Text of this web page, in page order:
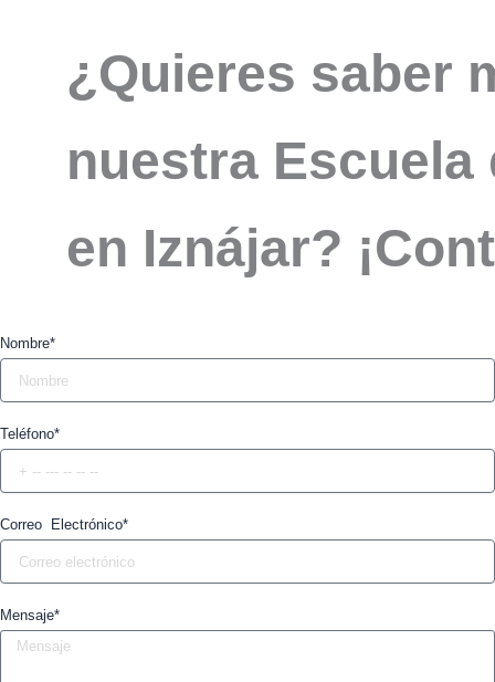
¿Quieres saber
nuestra
en Iznájar?
Nombre*
Teléfono*
Correo Electrónico*
Mensaje*